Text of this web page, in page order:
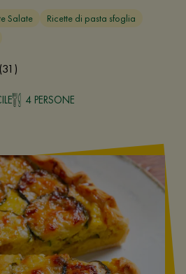
Salate
Ricette di pasta sfoglia
(31)
4 PERSONE